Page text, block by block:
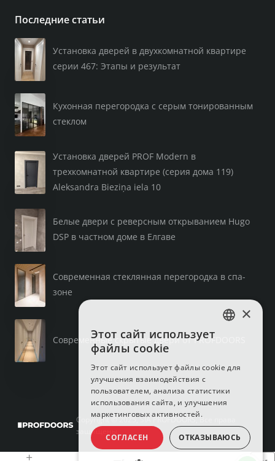
Последние статьи
Установка дверей в двухкомнатной квартире
серии 467: Этапы и результат
Кухонная перегородка с серым тонированным
стеклом
Установка дверей PROF Modern в
трехкомнатной квартире (серия дома 119)
Aleksandra Bieziņa iela 10
Белые двери с реверсным открыванием Hugo
DSP в частном доме в Елгаве
Современная стеклянная перегородка в спа-
зоне
Современные скрытые двери от PROFDOORS
Copyright © 2025, SIA PROFDOORS, Все права
защищены.
×
Этот сайт использует
файлы cookie
Этот сайт использует файлы cookie для
улучшения взаимодействия с
пользователем, анализа статистики
использования сайта, и улучшения
маркетинговых активностей.
СОГЛАСЕН ОТКАЗЫВАЮСЬ